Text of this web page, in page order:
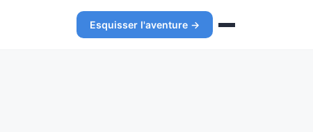
Esquisser l'aventure →